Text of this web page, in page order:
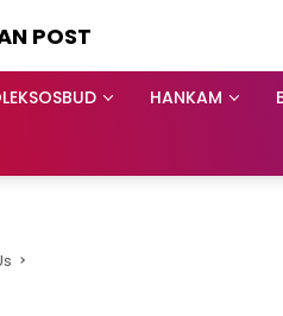
POST
HANKAM